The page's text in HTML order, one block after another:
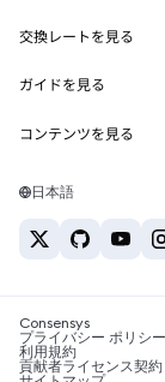
MetaMask
Snaps
Web3サービス
セキュリティ
サポート
キャリア
お問い合わせ
イーサリアムの価格
Solanaの価格
Tetherの価格
交換レートを見る
ETH→USD
USDT→INR
BTC→INR
ETH→USDT
ガイドを見る
ETHの購入
USDTの購入
SHIBの購入
BNBの購入
コンテンツを見る
Solanaウォレット
税制関連ニュース
暗号資産の購入方法は
日本語
Consensys
プライバシー ポリシー
利用規約
貢献者ライセンス契約